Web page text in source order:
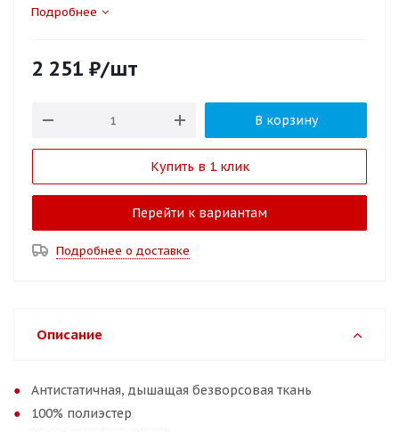
Подробнее
2 251 ₽/шт
В корзину
Купить в 1 клик
Перейти к вариантам
Подробнее о доставке
Описание
Антистатичная, дышащая безворсовая ткань
100% полиэстер